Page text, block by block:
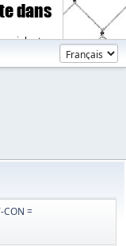
dans
violents.
CON =